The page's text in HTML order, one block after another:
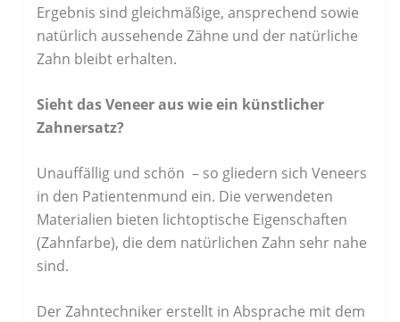
Ergebnis sind gleichmäßige, ansprechend sowie
natürlich aussehende Zähne und der natürliche
Zahn bleibt erhalten.
Sieht das Veneer aus wie ein künstlicher
Zahnersatz?
Unauffällig und schön ­ – so gliedern sich Veneers
in den Patientenmund ein. Die verwendeten
Materialien bieten lichtoptische Eigenschaften
(Zahnfarbe), die dem natürlichen Zahn sehr nahe
sind.
Der Zahntechniker erstellt in Absprache mit dem